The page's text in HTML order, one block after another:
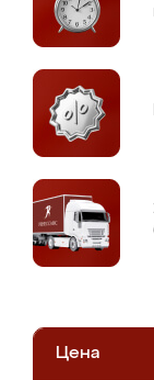
Цена